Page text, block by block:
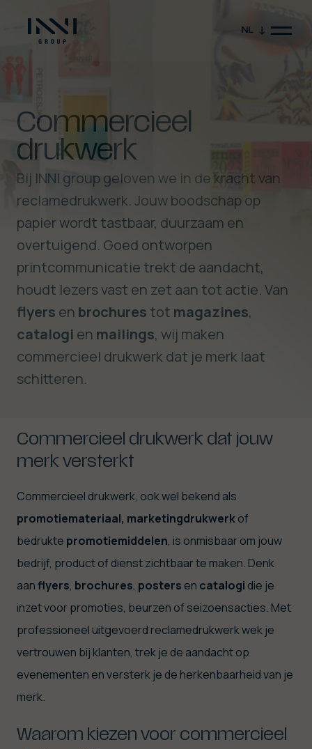
NL
Commercieel
drukwerk
Bij INNI group geloven we in de kracht van
reclamedrukwerk. Jouw boodschap op
papier wordt tastbaar, duurzaam en
overtuigend. Goed ontworpen
printcommunicatie trekt de aandacht,
houdt lezers vast en zet aan tot actie. Van
flyers en brochures tot magazines,
catalogi en mailings, wij maken
commercieel drukwerk dat je merk laat
schitteren.
Commercieel drukwerk dat jouw
merk versterkt
Commercieel drukwerk, ook wel bekend als
promotiemateriaal, marketingdrukwerkof
bedrukte promotiemiddelen, is onmisbaar om jouw
bedrijf, product of dienst zichtbaar te maken. Denk
aanflyers, brochures, posters en catalogi die je
inzet voor promoties, beurzen of seizoensacties. Met
professioneel uitgevoerd reclamedrukwerk wek je
vertrouwen bij klanten, trek je de aandacht op
evenementen en versterk je de herkenbaarheid van je
merk.
Waarom kiezen voor commercieel
Sluit video